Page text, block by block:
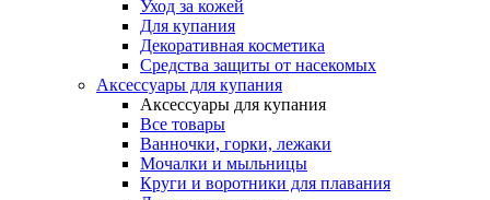
Уход за кожей
Для купания
Декоративная косметика
Средства защиты от насекомых
Аксессуары для купания
Аксессуары для купания
Все товары
Ванночки, горки, лежаки
Мочалки и мыльницы
Круги и воротники для плавания